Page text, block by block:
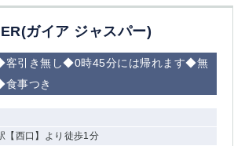
ガイア ジャスパー)
客引き無し◆0時45分には帰れます◆無
事つき
【西口】より徒歩1分
津田沼
千葉
木更津
松戸